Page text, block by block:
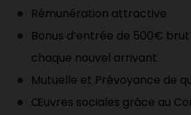
Rémunération attractive
Bonus d’entrée de 500€
chaque nouvel arrivant
Mutuelle et Prévoyance de
Œuvres sociales grâce au